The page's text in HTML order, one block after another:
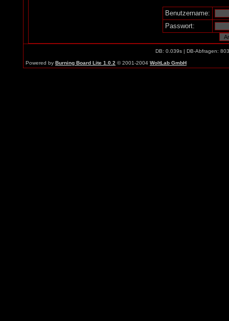
Benutzername:
Passwort:
DB: 0.039s | DB-Abfragen:
Powered by Burning Board Lite 1.0.2 © 2001-2004 WoltLab GmbH